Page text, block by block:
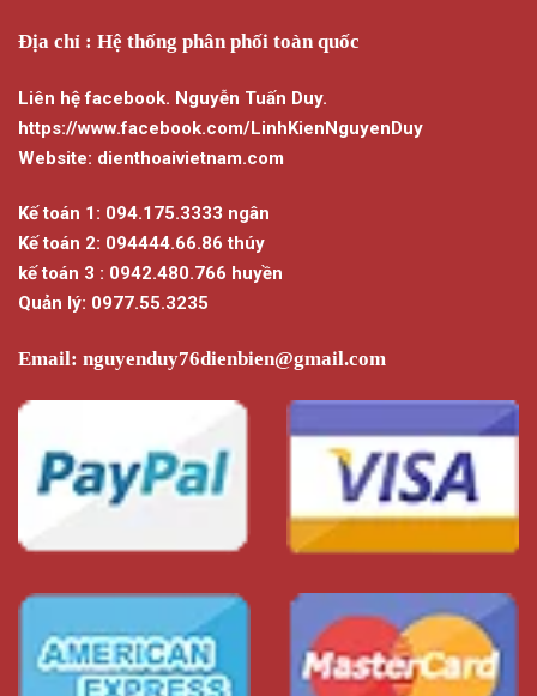
Địa chỉ : Hệ thống phân phối toàn quốc
Liên hệ facebook. Nguyễn Tuấn Duy.
https://www.facebook.com/LinhKienNguyenDuy
Website: dienthoaivietnam.com
Kế toán 1: 094.175.3333 ngân
Kế toán 2: 094444.66.86 thúy
kế toán 3 : 0942.480.766 huyền
Quản lý: 0977.55.3235
Email: nguyenduy76dienbien@gmail.com